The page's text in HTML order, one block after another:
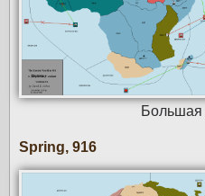
Большая
Spring, 916